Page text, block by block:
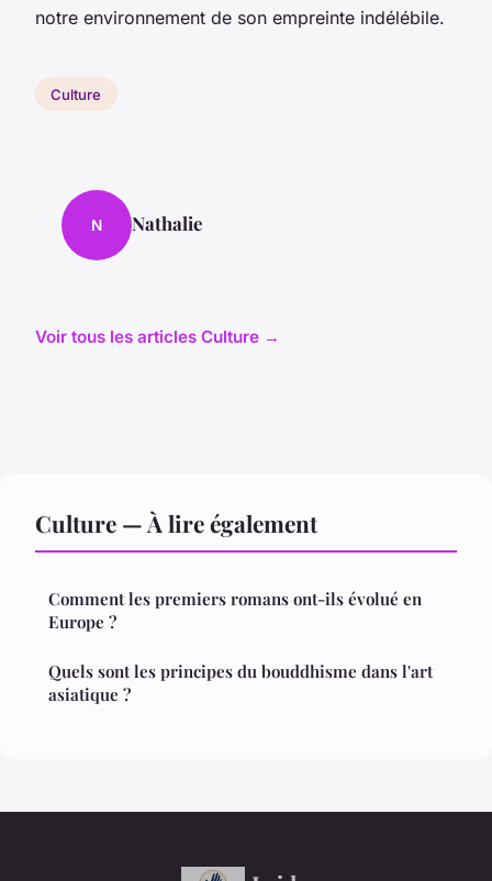
notre environnement de son empreinte indélébile.
Culture
N Nathalie
Voir tous les articles Culture →
Culture — À lire également
Comment les premiers romans ont-ils évolué en
Europe ?
Quels sont les principes du bouddhisme dans l'art
asiatique ?